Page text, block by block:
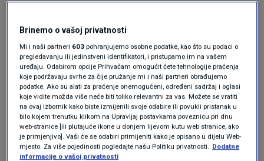
Austrije - Glavni kolodvor - Autobusni
kolodvor - Ulica grada Vukovara -
Heinzelova
Linija 3: Ljubljanica - Savska - Ulica grada
Vukovara - Autobusni kolodvor - Šubićeva
- Kvaternikov trg
Brinemo o vašoj privatnosti
Mi i naši partneri 603 pohranjujemo osobne podatke, kao što su podaci o
pregledavanju ili jedinstveni identifikatori, i pristupamo im na vašem
uređaju. Odabirom opcije Prihvaćam omogućit ćete tehnologije praćenja
koje podržavaju svrhe za čije pružanje mi i naši partneri obrađujemo
podatke. Ako su alati za praćenje onemogućeni, određeni sadržaj i oglasi
koje vidite možda više neće biti toliko relevantni za vas. Možete se vratiti
na ovaj izbornik kako biste izmijenili svoje odabire ili povukli pristanak u
bilo kojem trenutku klikom na Upravljaj postavkama poveznicu pri dnu
web-stranice [ili plutajuće ikone u donjem lijevom kutu web stranice, ako
je primjenjivo]. Vaši će se odabiri primijeniti kako je opisano u dijelu Web-
mjesto. Za više pojedinosti pogledajte našu Politiku privatnosti.
Dodatne
informacije o vašoj privatnosti